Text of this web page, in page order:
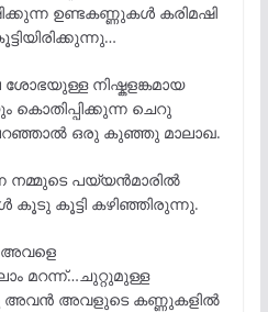
ഉണ്ടകണ്ണുകൾ കരിമഷി
നിഷ്കളങ്കമായ
ചെറു
പറഞ്ഞാൽ ഒരു കുഞ്ഞു മാലാഖ.
നമ്മുടെ പയ്യൻമാരിൽ
കൂടു കൂട്ടി കഴിഞ്ഞിരുന്നു.
അവളെ
മറന്ന്…ചുറ്റുമുള്ള
അവൻ അവളുടെ കണ്ണുകളിൽ